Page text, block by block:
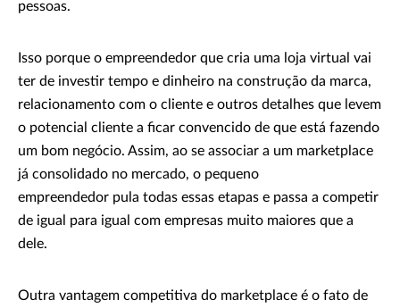
pessoas.
Isso porque o empreendedor que cria uma loja virtual vai
ter de investir tempo e dinheiro na construção da marca,
relacionamento com o cliente e outros detalhes que levem
o potencial cliente a ficar convencido de que está fazendo
um bom negócio. Assim, ao se associar a um marketplace
já consolidado no mercado, o pequeno
empreendedor pula todas essas etapas e passa a competir
de igual para igual com empresas muito maiores que a
dele.
Outra vantagem competitiva do marketplace é o fato de